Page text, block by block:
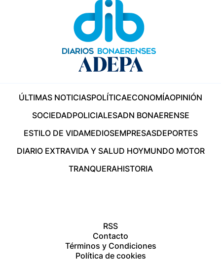
ÚLTIMAS NOTICIASPOLÍTICAECONOMÍAOPINIÓN
SOCIEDADPOLICIALESADN BONAERENSE
ESTILO DE VIDAMEDIOSEMPRESASDEPORTES
DIARIO EXTRAVIDA Y SALUD HOYMUNDO MOTOR
TRANQUERAHISTORIA
RSS
Contacto
Términos y Condiciones
Política de cookies